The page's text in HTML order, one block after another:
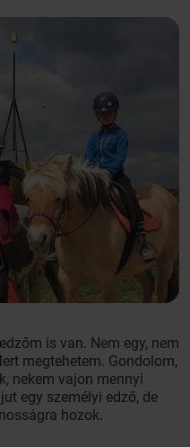
is van. Nem egy, nem
megtehetem. Gondolom,
nekem vajon mennyi
egy személyi edző, de
hozok.